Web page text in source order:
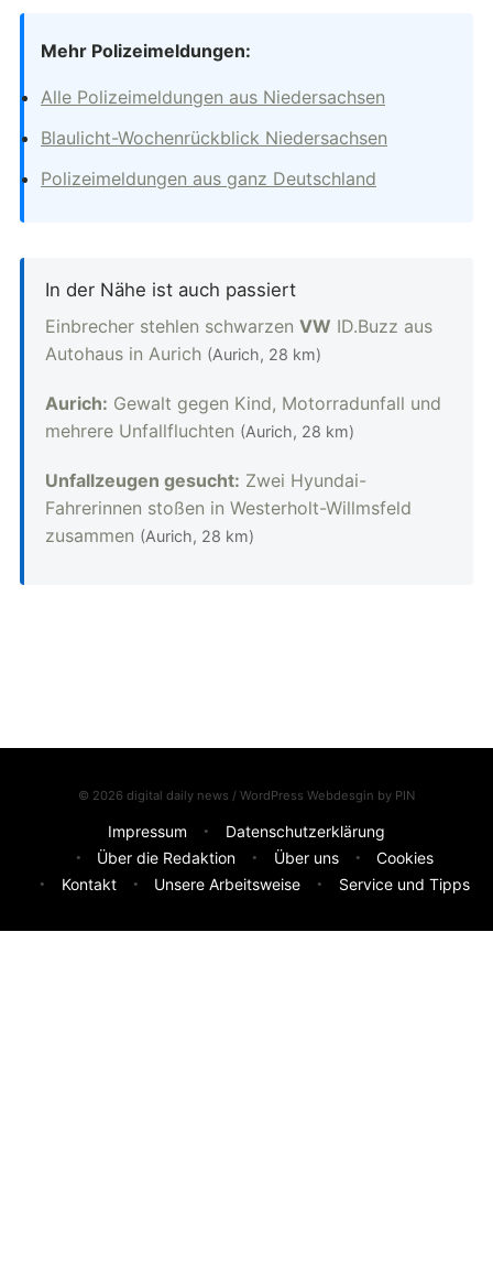
Mehr Polizeimeldungen:
Alle Polizeimeldungen aus Niedersachsen
Blaulicht-Wochenrückblick Niedersachsen
Polizeimeldungen aus ganz Deutschland
In der Nähe ist auch passiert
Einbrecher stehlen schwarzenVW ID.Buzz aus
Autohaus in Aurich (Aurich, 28 km)
Aurich: Gewalt gegen Kind, Motorradunfall und
mehrere Unfallfluchten (Aurich, 28 km)
Unfallzeugen gesucht: Zwei Hyundai-
Fahrerinnen stoßen in Westerholt-Willmsfeld
zusammen (Aurich, 28 km)
© 2026 digital daily news / WordPress Webdesgin by PIN
Impressum
Datenschutzerklärung
Über die Redaktion
Über uns
Cookies
Kontakt
Unsere Arbeitsweise Service und Tipps